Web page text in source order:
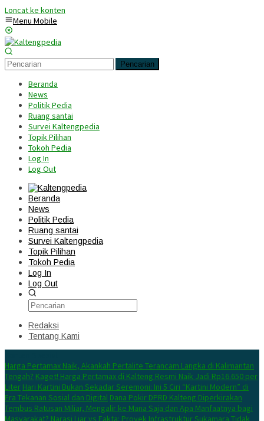
Loncat ke konten
Menu Mobile
Pencarian
Beranda
News
Politik Pedia
Ruang santai
Survei Kaltengpedia
Topik Pilihan
Tokoh Pedia
Log In
Log Out
Beranda
News
Politik Pedia
Ruang santai
Survei Kaltengpedia
Topik Pilihan
Tokoh Pedia
Log In
Log Out
Redaksi
Tentang Kami
Harga Pertamax Naik, Akankah Pertalite Terancam Langka di Kalimantan
Tengah? Kaget! Harga Pertamax di Kalteng Resmi Naik Jadi Rp16.650 per
Liter Hari Kartini Bukan Sekadar Seremoni: Ini 5 Ciri “Kartini Modern” di
Era Tekanan Sosial dan Digital Dana Pokir DPRD Kalteng Diperkirakan
Tembus Ratusan Miliar, Mengalir ke Mana Saja dan Apa Manfaatnya bagi
Masyarakat? Narasi Liar vs Fakta: Proyek Infrastruktur Sukamara Tidak